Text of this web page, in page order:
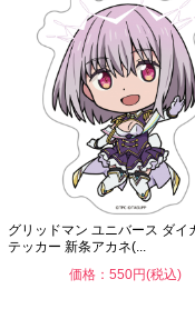
グリッドマン ユニバース ダイ
テッカー 新条アカネ(...
価格：550円(税込)